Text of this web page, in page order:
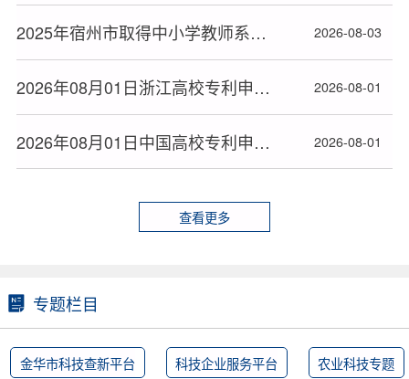
2025年宿州市取得中小学教师系列高级专业技术资格人员名单 2026-08-03
2026年08月01日浙江高校专利申请授权量排名大数据分析报告 2026-08-01
2026年08月01日中国高校专利申请授权量排名大数据报告 2026-08-01
查看更多
专题栏目
金华市科技查新平台 科技企业服务平台 农业科技专题